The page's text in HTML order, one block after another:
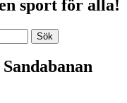
sport för alla!